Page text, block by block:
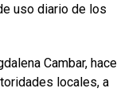
uso diario de los
Cambar, hace
locales, a